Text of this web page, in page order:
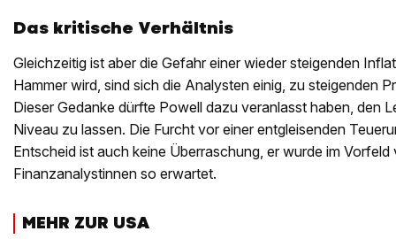
Das kritische Verhältnis
Gleichzeitig ist aber die Gefahr einer wieder steigenden
Hammer wird, sind sich die Analysten einig, zu steigenden
Dieser Gedanke dürfte Powell dazu veranlasst haben, den
Niveau zu lassen. Die Furcht vor einer entgleisenden
Entscheid ist auch keine Überraschung, er wurde im
Finanzanalystinnen so erwartet.
MEHR ZUR USA